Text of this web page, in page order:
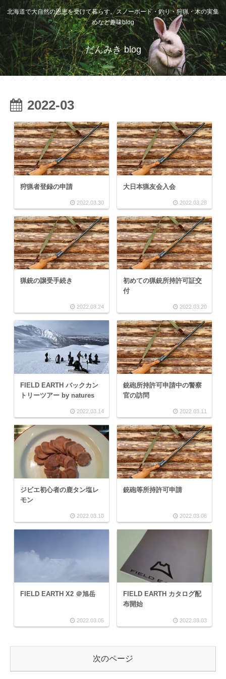
北海道で大自然の恩恵を受けて暮らす。スノーボード・釣り・狩猟・木の実集
めなど趣味blog
だんみき blog
2022-03
狩猟者登録の申請
2022.03.30
大日本猟友会入会
2022.03.28
猟銃の譲受手続き
2022.03.24
初めての猟銃所持許可証交
付
2022.03.20
FIELD EARTH バックカン
トリーツアー by natures
2022.03.14
銃砲所持許可申請中の警察
官の訪問
2022.03.11
ジビエ初心者の鹿タン塩レ
モン
2022.03.10
銃砲等所持許可申請
2022.03.06
FIELD EARTH X2 ＠旭岳
2022.03.05
FIELD EARTH カタログ配
布開始
2022.03.03
次のページ